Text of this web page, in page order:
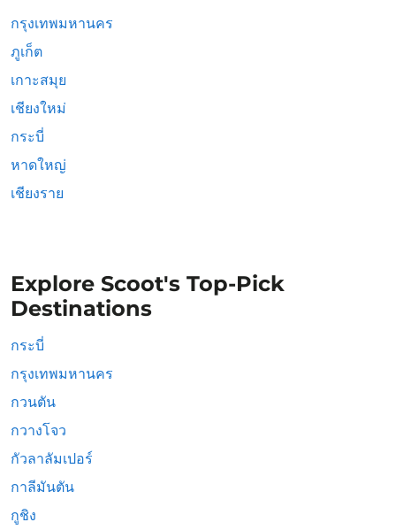
กรุงเทพมหานคร
ภูเก็ต
เกาะสมุย
เชียงใหม่
กระบี่
หาดใหญ่
เชียงราย
Explore Scoot's Top-Pick
Destinations
กระบี่
กรุงเทพมหานคร
กวนตัน
กวางโจว
กัวลาลัมเปอร์
กาลีมันตัน
กูชิง